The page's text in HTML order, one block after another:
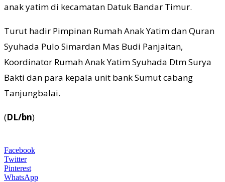
anak yatim di kecamatan Datuk Bandar Timur.
Turut hadir Pimpinan Rumah Anak Yatim dan Quran
Syuhada Pulo Simardan Mas Budi Panjaitan,
Koordinator Rumah Anak Yatim Syuhada Dtm Surya
Bakti dan para kepala unit bank Sumut cabang
Tanjungbalai.
(DL/bn)
Facebook
Twitter
Pinterest
WhatsApp